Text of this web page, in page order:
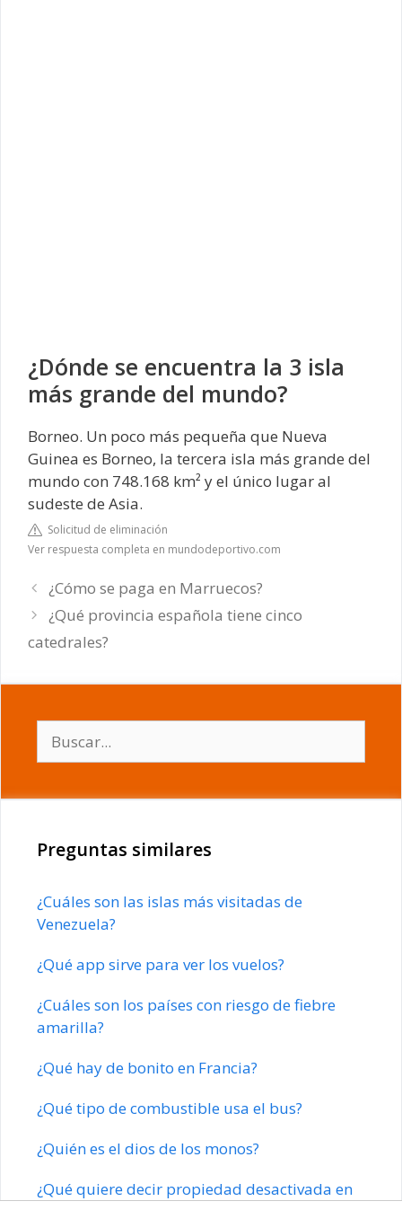
¿Dónde se encuentra la 3 isla
más grande del mundo?
Borneo. Un poco más pequeña que Nueva
Guinea es Borneo, la tercera isla más grande del
mundo con 748.168 km² y el único lugar al
sudeste de Asia.
Solicitud de eliminación
Ver respuesta completa en mundodeportivo.com
¿Cómo se paga en Marruecos?
¿Qué provincia española tiene cinco
catedrales?
Preguntas similares
¿Cuáles son las islas más visitadas de
Venezuela?
¿Qué app sirve para ver los vuelos?
¿Cuáles son los países con riesgo de fiebre
amarilla?
¿Qué hay de bonito en Francia?
¿Qué tipo de combustible usa el bus?
¿Quién es el dios de los monos?
¿Qué quiere decir propiedad desactivada en